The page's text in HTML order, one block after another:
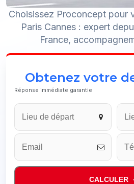
Choisissez Proconcept pour
Paris Cannes : expert
France,
Obtenez votre
Réponse immédiate garantie
CALCULER